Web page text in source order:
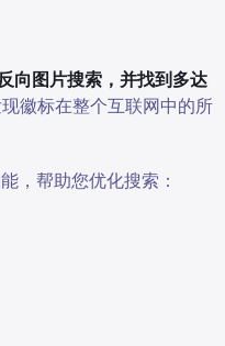
向图片搜索，并找到多达
徽标在整个互联网中的所
，帮助您优化搜索：